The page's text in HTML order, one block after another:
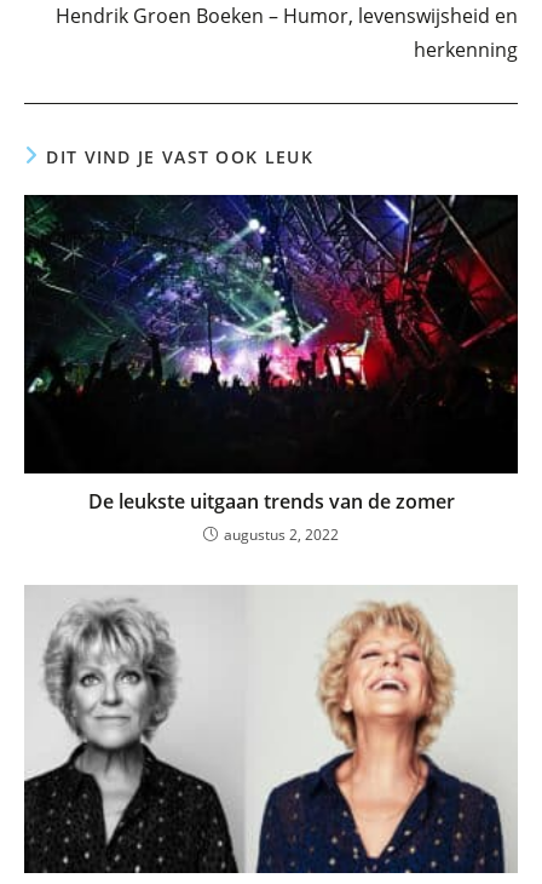
Hendrik Groen Boeken – Humor, levenswijsheid en
herkenning
DIT VIND JE VAST OOK LEUK
De leukste uitgaan trends van de zomer
augustus 2, 2022